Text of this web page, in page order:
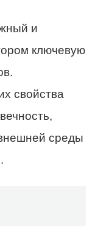
и
ключевую
свойства
среды